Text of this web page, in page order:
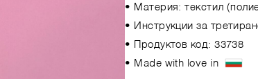
• Материя: текстил
• Инструкции за
• Продуктов код: 33738
• Made with love in